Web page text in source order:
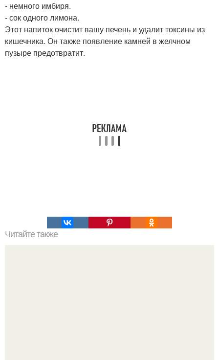
- немного имбиря.
- сок одного лимона.
Этот напиток очистит вашу печень и удалит токсины из
кишечника. Он также появление камней в желчном
пузыре предотвратит.
Читайте также